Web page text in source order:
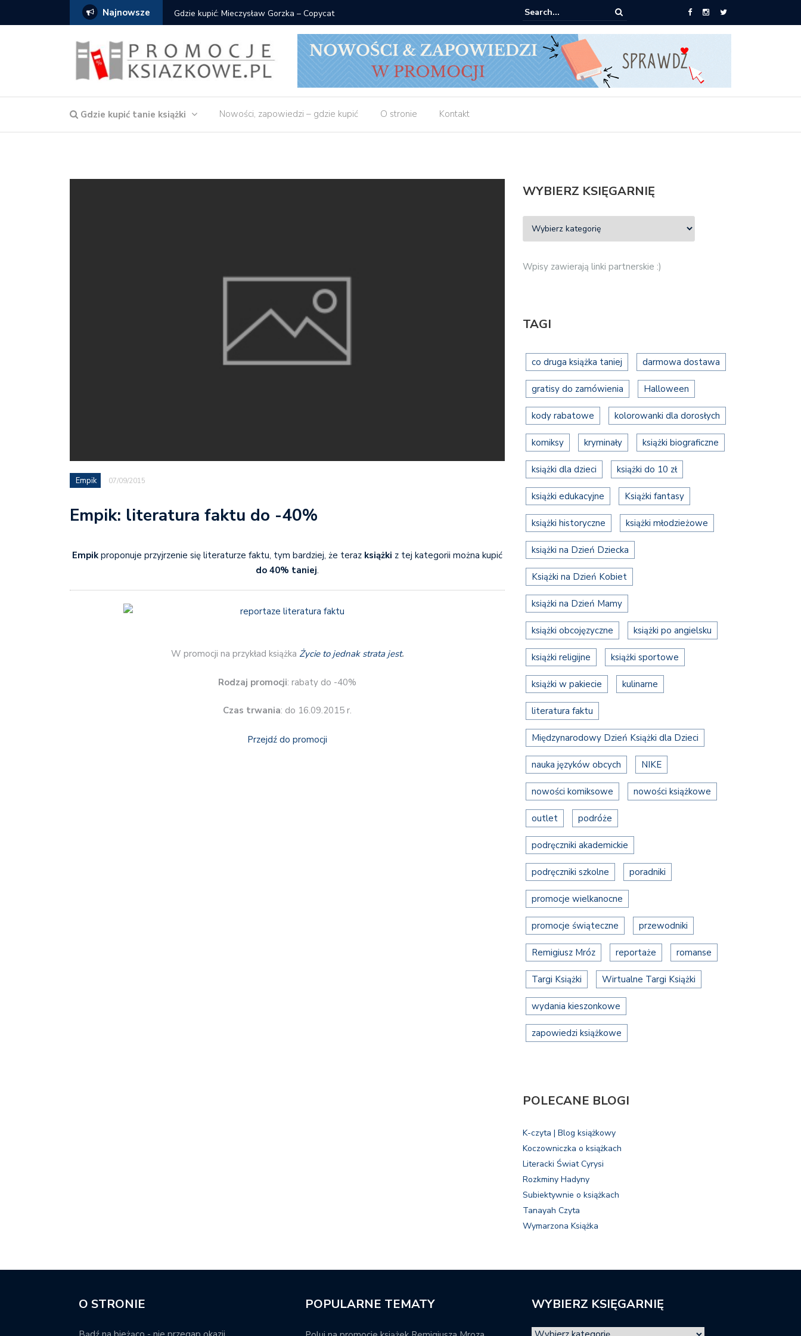
Najnowsze Gdzie kupić: Mieczysław Gorzka – Copycat Znak: książki od 2,90 zł do zamówienia
Gdzie kupić tanie książki Nowości, zapowiedzi – gdzie kupić O stronie Kontakt
Empik 07/09/2015
Empik: literatura faktu do -40%
Empik proponuje przyjrzenie się literaturze faktu, tym bardziej, że teraz książki z tej kategorii można kupić
do 40% taniej.
W promocji na przykład książka Życie to jednak strata jest.
Rodzaj promocji: rabaty do -40%
Czas trwania: do 16.09.2015 r.
Przejdź do promocji
WYBIERZ KSIĘGARNIĘ
Wpisy zawierają linki partnerskie :)
TAGI
co druga książka taniej darmowa dostawa
gratisy do zamówienia Halloween
kody rabatowe kolorowanki dla dorosłych
komiksy kryminały książki biograficzne
książki dla dzieci książki do 10 zł
książki edukacyjne Książki fantasy
książki historyczne książki młodzieżowe
książki na Dzień Dziecka
Książki na Dzień Kobiet
książki na Dzień Mamy
książki obcojęzyczne książki po angielsku
książki religijne książki sportowe
książki w pakiecie kulinarne
literatura faktu
Międzynarodowy Dzień Książki dla Dzieci
nauka języków obcych NIKE
nowości komiksowe nowości książkowe
outlet podróże
podręczniki akademickie
podręczniki szkolne poradniki
promocje wielkanocne
promocje świąteczne przewodniki
Remigiusz Mróz reportaże romanse
Targi Książki Wirtualne Targi Książki
wydania kieszonkowe
zapowiedzi książkowe
POLECANE BLOGI
K-czyta | Blog książkowy
Koczowniczka o książkach
Literacki Świat Cyrysi
Rozkminy Hadyny
Subiektywnie o książkach
Tanayah Czyta
Wymarzona Książka
O STRONIE POPULARNE TEMATY WYBIERZ KSIĘGARNIĘ